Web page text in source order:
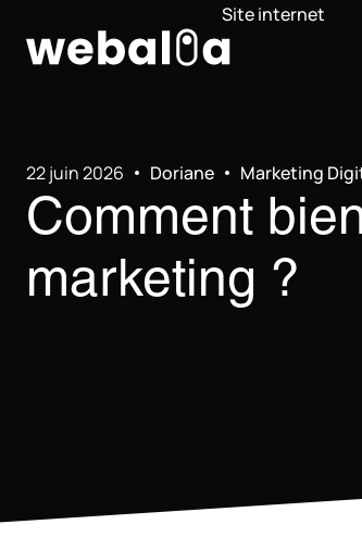
Site internet
22 juin 2026 Doriane Marketing
Comment
marketing ?
Panneau de gestion des cookies